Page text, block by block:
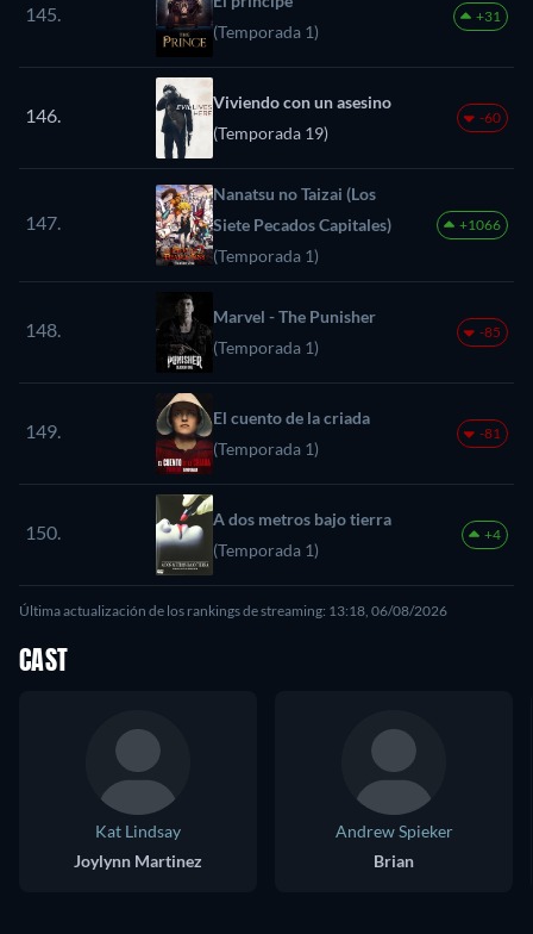
145.
(Temporada 1)
+31
146.
Viviendo con un asesino
(Temporada 19)
-60
147.
Nanatsu no Taizai (Los
Siete Pecados Capitales)
(Temporada 1)
+1066
148.
Marvel - The Punisher
(Temporada 1)
-85
149.
El cuento de la criada
(Temporada 1)
-81
150.
A dos metros bajo tierra
(Temporada 1)
+4
Última actualización de los rankings de streaming: 13:18, 06/08/2026
CAST
Kat Lindsay
Joylynn Martinez
Andrew Spieker
Brian